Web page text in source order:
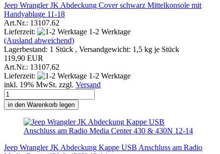
Jeep Wrangler JK Abdeckung Cover schwarz Mittelkonsole mit
Handyablage 11-18
Art.Nr.: 13107.62
Lieferzeit:
1-2 Werktage
(Ausland abweichend)
Lagerbestand: 1 Stück , Versandgewicht: 1,5 kg je Stück
119,90 EUR
Art.Nr.: 13107.62
Lieferzeit:
1-2 Werktage
inkl. 19% MwSt. zzgl. Versand
in den Warenkorb legen
Jeep Wrangler JK Abdeckung Kappe USB Anschluss am Radio